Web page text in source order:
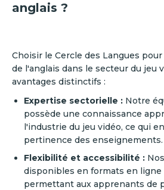
anglais ?
Choisir le Cercle des Langues
de l'anglais dans le secteur du jeu
avantages distinctifs :
Expertise sectorielle : Notre
possède une connaissance
l'industrie du jeu vidéo, ce qui
pertinence des enseignements.
Flexibilité et accessibilité :
disponibles en formats en ligne
permettant aux apprenants de